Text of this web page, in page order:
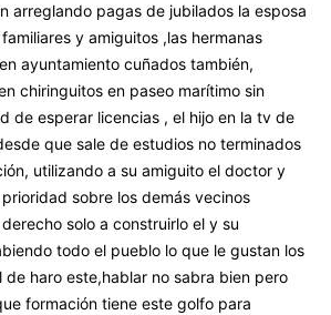
arreglando pagas de jubilados la esposa
y amiguitos ,las hermanas
ayuntamiento cuñados también,
chiringuitos en paseo marítimo sin
de esperar licencias , el hijo en la tv de
que sale de estudios no terminados
utilizando a su amiguito el doctor y
sobre los demás vecinos
solo a construirlo el y su
todo el pueblo lo que le gustan los
de haro este,hablar no sabra bien pero
formación tiene este golfo para